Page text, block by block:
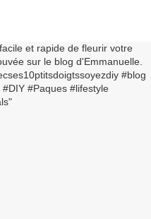
#blog
#DIY
#frenchblogger